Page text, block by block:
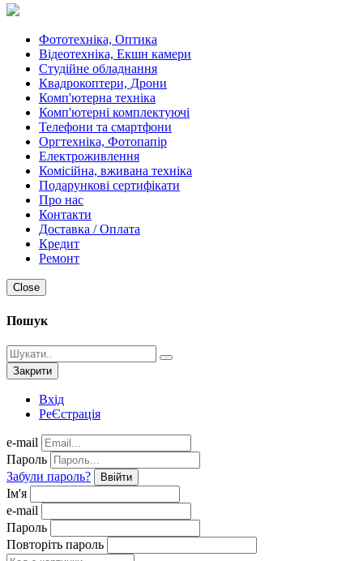
Фототехніка, Оптика
Відеотехніка, Екшн камери
Студійне обладнання
Квадрокоптери, Дрони
Комп'ютерна техніка
Комп'ютерні комплектуючі
Телефони та смартфони
Оргтехніка, Фотопапір
Електроживлення
Комісійна, вживана техніка
Подарункові сертифікати
Про нас
Контакти
Доставка / Оплата
Кредит
Ремонт
Close
Пошук
Закрити
Вхід
РеЄстрація
e-mail
Пароль
Забули пароль?
Ввійти
Ім'я
e-mail
Пароль
Повторіть пароль